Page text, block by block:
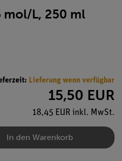
mol/L, 250 ml
Lieferung wenn verfügbar
15,50 EUR
18,45 EUR inkl. MwSt.
In den Warenkorb